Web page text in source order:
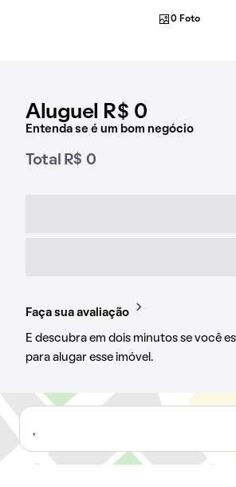
Aluguel R$ 0
Entenda se é um bom negócio
Total R$ 0
Faça sua avaliação
E descubra em dois minutos se você
para alugar esse imóvel.
0 Foto
,